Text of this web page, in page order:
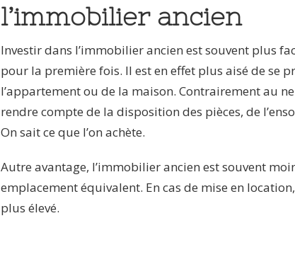
l’immobilier ancien
Investir dans l’immobilier ancien est souvent plus
pour la première fois. Il est en effet plus aisé de se
l’appartement ou de la maison. Contrairement au
rendre compte de la disposition des pièces, de
On sait ce que l’on achète.
Autre avantage, l’immobilier ancien est souvent
emplacement équivalent. En cas de mise en
plus élevé.